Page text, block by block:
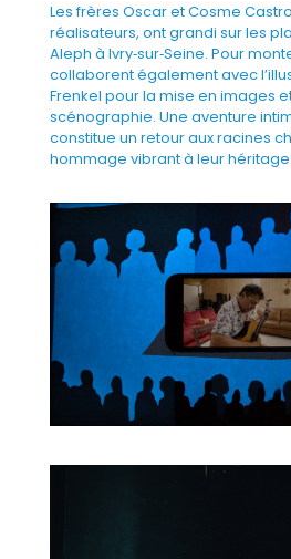
Les frères Oscar et Cosme
réalisateurs, ont grandi sur les
Aleph à Ivry‑sur‑Seine. Pour
collaborent également avec
Frenkel pour la mise en images
scénographie. Une aventure
constitue un retour aux racines
hommage vibrant à leur